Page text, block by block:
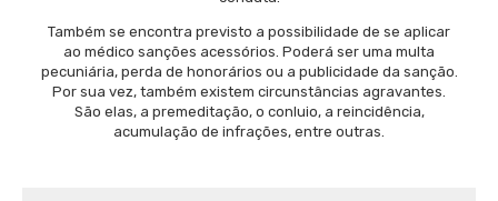
Também se encontra previsto a possibilidade de se aplicar
ao médico sanções acessórios. Poderá ser uma multa
pecuniária, perda de honorários ou a publicidade da sanção.
Por sua vez, também existem circunstâncias agravantes.
São elas, a premeditação, o conluio, a reincidência,
acumulação de infrações, entre outras.